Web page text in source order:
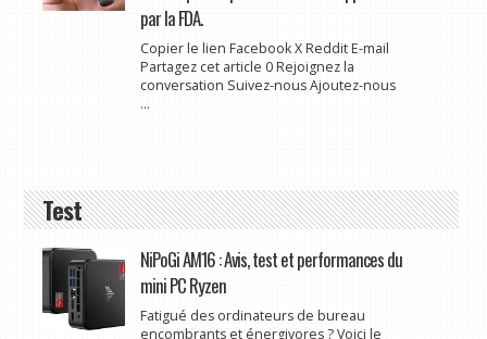
par la FDA.
Copier le lien Facebook X Reddit E-mail
Partagez cet article 0 Rejoignez la
conversation Suivez-nous Ajoutez-nous
...
Test
NiPoGi AM16 : Avis, test et performances du
mini PC Ryzen
Fatigué des ordinateurs de bureau
encombrants et énergivores ? Voici le